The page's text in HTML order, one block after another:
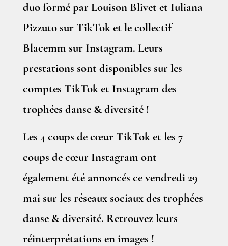
duo formé par Louison Blivet et Iuliana
Pizzuto sur TikTok et le collectif
Blacemm sur Instagram. Leurs
prestations sont disponibles sur les
comptes TikTok et Instagram des
trophées danse & diversité !
Les 4 coups de cœur TikTok et les 7
coups de cœur Instagram ont
également été annoncés ce vendredi 29
mai sur les réseaux sociaux des trophées
danse & diversité. Retrouvez leurs
réinterprétations en images !